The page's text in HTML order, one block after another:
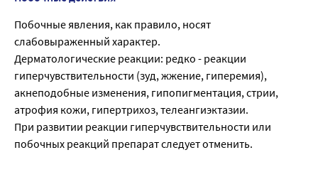
Побочные явления, как правило, носят
слабовыраженный характер.
Дерматологические реакции: редко - реакции
гиперчувствительности (зуд, жжение, гиперемия),
акнеподобные изменения, гипопигментация, стрии,
атрофия кожи, гипертрихоз, телеангиэктазии.
При развитии реакции гиперчувствительности или
побочных реакций препарат следует отменить.